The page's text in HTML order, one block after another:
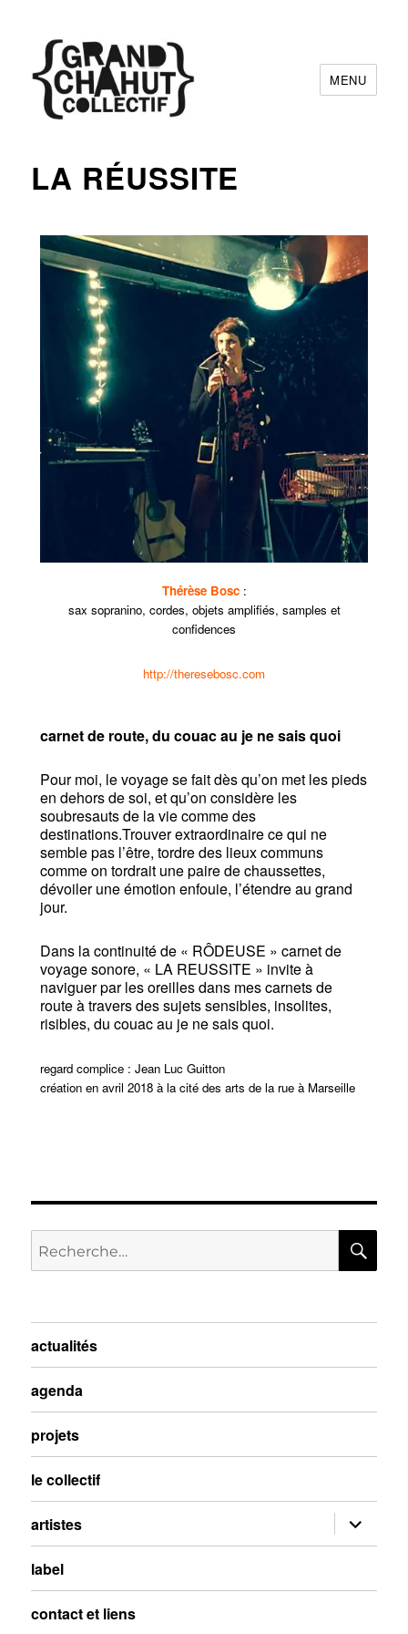
MENU
LA RÉUSSITE
Thérèse Bosc:
sax sopranino, cordes, objets amplifiés, samples et
confidences
http://theresebosc.com
carnet de route, du couac au je ne sais quoi
Pour moi, le voyage se fait dès qu’on met les pieds
en dehors de soi, et qu’on considère les
soubresauts de la vie comme des
destinations.Trouver extraordinaire ce qui ne
semble pas l’être, tordre des lieux communs
comme on tordrait une paire de chaussettes,
dévoiler une émotion enfouie, l’étendre au grand
jour.
Dans la continuité de « RÔDEUSE » carnet de
voyage sonore, « LA REUSSITE » invite à
naviguer par les oreilles dans mes carnets de
route à travers des sujets sensibles, insolites,
risibles, du couac au je ne sais quoi.
regard complice : Jean Luc Guitton
création en avril 2018 à la cité des arts de la rue à Marseille
actualités
agenda
projets
le collectif
artistes
label
contact et liens